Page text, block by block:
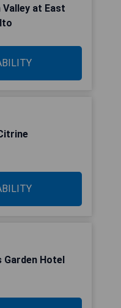
Valley at East
Garden Hotel